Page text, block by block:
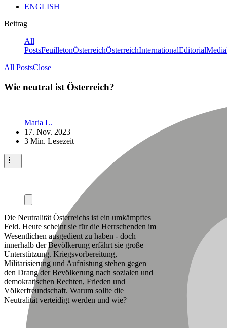
ENGLISH
Beitrag
All
PostsFeuilletonÖsterreichÖsterreichInternationalEditorialMedia
All PostsClose
Wie neutral ist Österreich?
Maria L.
17. Nov. 2023
3 Min. Lesezeit
Die Neutralität Österreichs ist ein umkämpftes
Feld. Heute scheint sie für die Herrschenden im
Wesentlichen ausgedient zu haben - doch
innerhalb der Bevölkerung erfährt sie große
Unterstützung. Kriegsvorbereitung,
Militarisierung und Aufrüstung stehen gegen
den Drang der Bevölkerung nach sozialen und
demokratischen Rechten, Frieden und
Völkerfreundschaft. Warum sollte die
Neutralität verteidigt werden und wie?